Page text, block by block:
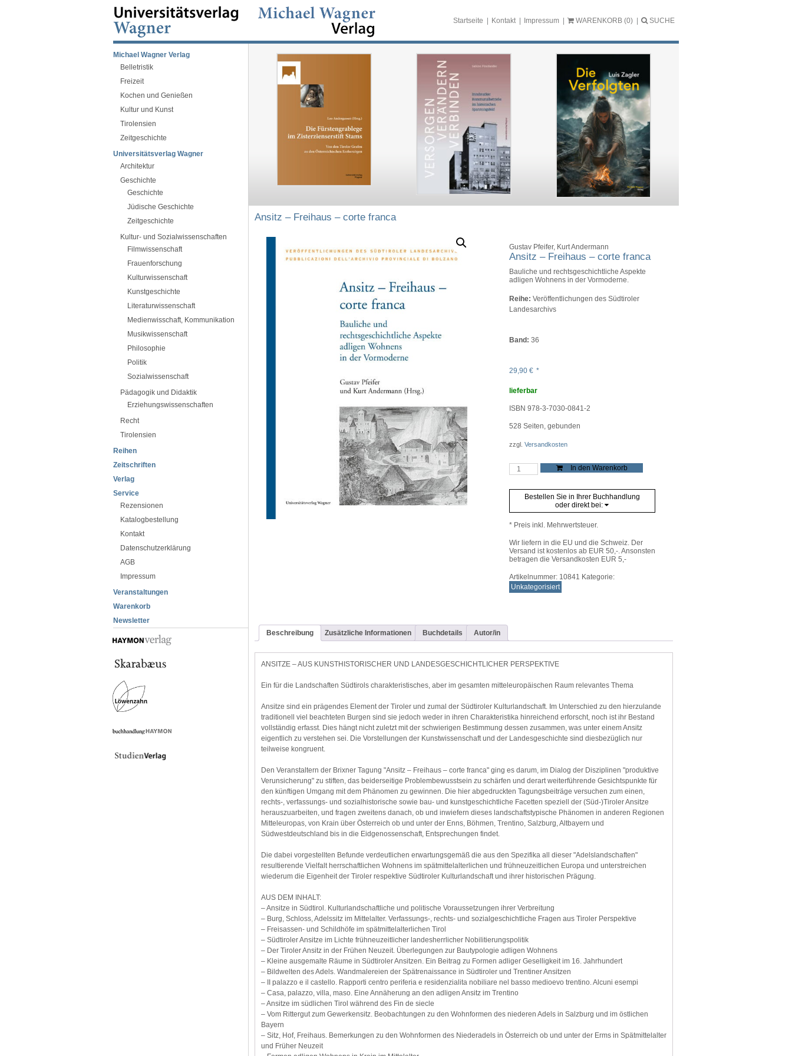
Startseite Kontakt Impressum WARENKORB (0) SUCHE
Michael Wagner Verlag
Belletristik
Freizeit
Kochen und Genießen
Kultur und Kunst
Tirolensien
Zeitgeschichte
Universitätsverlag Wagner
Architektur
Geschichte
Geschichte
Jüdische Geschichte
Zeitgeschichte
Kultur- und Sozialwissenschaften
Filmwissenschaft
Frauenforschung
Kulturwissenschaft
Kunstgeschichte
Literaturwissenschaft
Medienwisschaft, Kommunikation
Musikwissenschaft
Philosophie
Politik
Sozialwissenschaft
Pädagogik und Didaktik
Erziehungswissenschaften
Recht
Tirolensien
Reihen
Zeitschriften
Verlag
Service
Rezensionen
Katalogbestellung
Kontakt
Datenschutzerklärung
AGB
Impressum
Veranstaltungen
Warenkorb
Newsletter
Ansitz – Freihaus – corte franca
Gustav Pfeifer, Kurt Andermann
Ansitz – Freihaus – corte franca
Bauliche und rechtsgeschichtliche Aspekte
adligen Wohnens in der Vormoderne.
Reihe: Veröffentlichungen des Südtiroler
Landesarchivs
Band: 36
29,90 € *
lieferbar
ISBN 978-3-7030-0841-2
528 Seiten, gebunden
zzgl. Versandkosten
Ansitz
–
–
In den Warenkorb
Bestellen Sie in Ihrer Buchhandlung
oder direkt bei:
* Preis inkl. Mehrwertsteuer.
Wir liefern in die EU und die Schweiz. Der
Versand ist kostenlos ab EUR 50,-. Ansonsten
betragen die Versandkosten EUR 5,-
Artikelnummer: 10841 Kategorie:
Unkategorisiert
Beschreibung Zusätzliche Informationen Buchdetails Autor/in
ANSITZE – AUS KUNSTHISTORISCHER UND LANDESGESCHICHTLICHER PERSPEKTIVE
Ein für die Landschaften Südtirols charakteristisches, aber im gesamten mitteleuropäischen Raum relevantes Thema
Ansitze sind ein prägendes Element der Tiroler und zumal der Südtiroler Kulturlandschaft. Im Unterschied zu den hierzulande
traditionell viel beachteten Burgen sind sie jedoch weder in ihren Charakteristika hinreichend erforscht, noch ist ihr Bestand
vollständig erfasst. Dies hängt nicht zuletzt mit der schwierigen Bestimmung dessen zusammen, was unter einem Ansitz
eigentlich zu verstehen sei. Die Vorstellungen der Kunstwissenschaft und der Landesgeschichte sind diesbezüglich nur
teilweise kongruent.
Den Veranstaltern der Brixner Tagung "Ansitz – Freihaus – corte franca" ging es darum, im Dialog der Disziplinen "produktive
Verunsicherung" zu stiften, das beiderseitige Problembewusstsein zu schärfen und derart weiterführende Gesichtspunkte für
den künftigen Umgang mit dem Phänomen zu gewinnen. Die hier abgedruckten Tagungsbeiträge versuchen zum einen,
rechts-, verfassungs- und sozialhistorische sowie bau- und kunstgeschichtliche Facetten speziell der (Süd-)Tiroler Ansitze
herauszuarbeiten, und fragen zweitens danach, ob und inwiefern dieses landschaftstypische Phänomen in anderen Regionen
Mitteleuropas, von Krain über Österreich ob und unter der Enns, Böhmen, Trentino, Salzburg, Altbayern und
Südwestdeutschland bis in die Eidgenossenschaft, Entsprechungen findet.
Die dabei vorgestellten Befunde verdeutlichen erwartungsgemäß die aus den Spezifika all dieser "Adelslandschaften"
resultierende Vielfalt herrschaftlichen Wohnens im spätmittelalterlichen und frühneuzeitlichen Europa und unterstreichen
wiederum die Eigenheit der Tiroler respektive Südtiroler Kulturlandschaft und ihrer historischen Prägung.
AUS DEM INHALT:
– Ansitze in Südtirol. Kulturlandschaftliche und politische Voraussetzungen ihrer Verbreitung
– Burg, Schloss, Adelssitz im Mittelalter. Verfassungs-, rechts- und sozialgeschichtliche Fragen aus Tiroler Perspektive
– Freisassen- und Schildhöfe im spätmittelalterlichen Tirol
– Südtiroler Ansitze im Lichte frühneuzeitlicher landesherrlicher Nobilitierungspolitik
– Der Tiroler Ansitz in der Frühen Neuzeit. Überlegungen zur Bautypologie adligen Wohnens
– Kleine ausgemalte Räume in Südtiroler Ansitzen. Ein Beitrag zu Formen adliger Geselligkeit im 16. Jahrhundert
– Bildwelten des Adels. Wandmalereien der Spätrenaissance in Südtiroler und Trentiner Ansitzen
– II palazzo e il castello. Rapporti centro periferia e residenzialita nobiliare nel basso medioevo trentino. Alcuni esempi
– Casa, palazzo, villa, maso. Eine Annäherung an den adligen Ansitz im Trentino
– Ansitze im südlichen Tirol während des Fin de siecle
– Vom Rittergut zum Gewerkensitz. Beobachtungen zu den Wohnformen des niederen Adels in Salzburg und im östlichen
Bayern
– Sitz, Hof, Freihaus. Bemerkungen zu den Wohnformen des Niederadels in Österreich ob und unter der Erms in Spätmittelalter
und Früher Neuzeit